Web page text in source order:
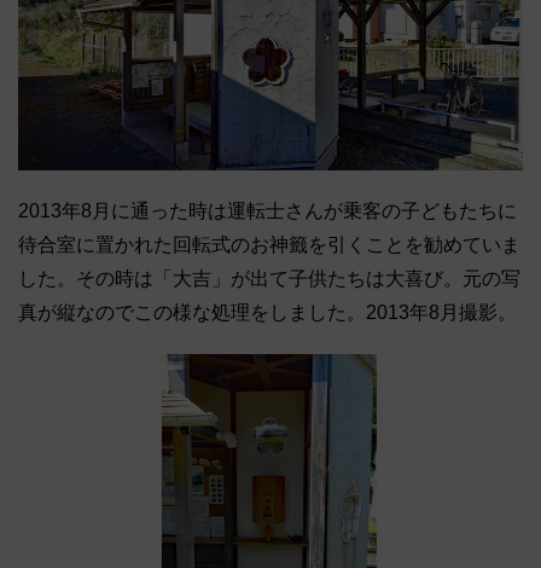
2013年8月に通った時は運転士さんが乗客の子どもたちに
待合室に置かれた回転式のお神籤を引くことを勧めていま
した。その時は「大吉」が出て子供たちは大喜び。元の写
真が縦なのでこの様な処理をしました。2013年8月撮影。